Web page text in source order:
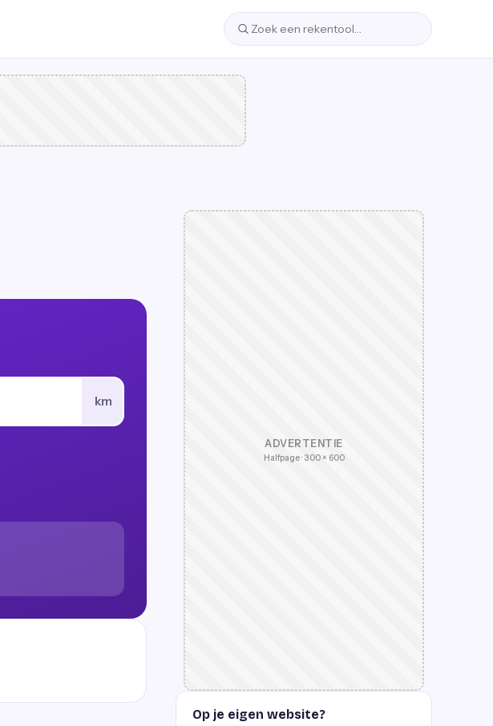
km
ADVERTENTIE
Halfpage · 300 × 600
Op je eigen website?